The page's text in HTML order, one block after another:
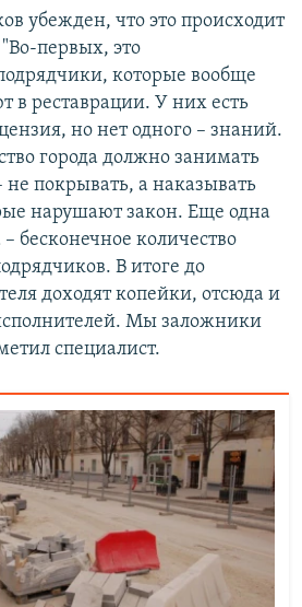
убежден, что это происходит
первых, это
которые вообще
в реставрации. У них есть
но нет одного – знаний.
города должно занимать
покрывать, а наказывать
нарушают закон. Еще одна
бесконечное количество
В итоге до
доходят копейки, отсюда и
Мы заложники
специалист.